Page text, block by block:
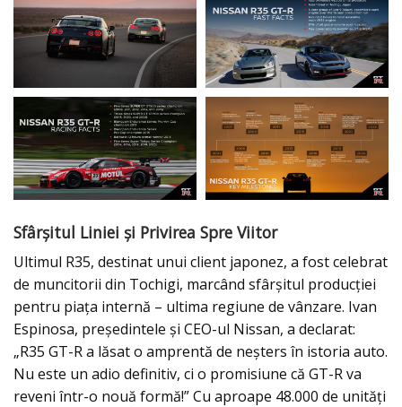
Sfârșitul Liniei și Privirea Spre Viitor
Ultimul R35, destinat unui client japonez, a fost celebrat
de muncitorii din Tochigi, marcând sfârșitul producției
pentru piața internă – ultima regiune de vânzare. Ivan
Espinosa, președintele și CEO-ul Nissan, a declarat:
„R35 GT-R a lăsat o amprentă de neșters în istoria auto.
Nu este un adio definitiv, ci o promisiune că GT-R va
reveni într-o nouă formă!” Cu aproape 48.000 de unități